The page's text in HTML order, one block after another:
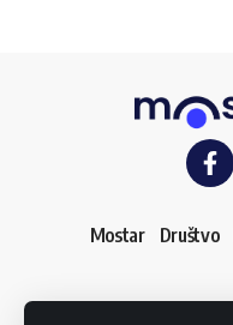
Mostar Društvo